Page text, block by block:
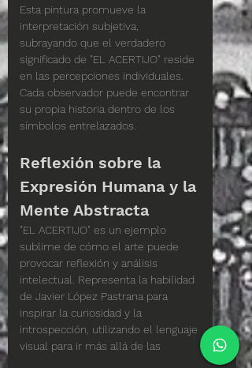
Esta pintura promueve la
interpretación subjetiva,
subrayando que el verdadero
significado de "EL ACERTIJO" reside
en las percepciones individuales.
Cada observador puede encontrar
su propia historia dentro de los
símbolos entrelazados.
Reflexión sobre la
Expresión Humana y la
Mente Abstracta
"EL ACERTIJO" es un ejemplo
sublime de cómo el arte puede
provocar reflexión y análisis
intelectual. Representa la habilidad
de Javier López Pastrana para
inspirar la curiosidad y la
introspección, utilizando el lenguaje
visual para ir más allá de las